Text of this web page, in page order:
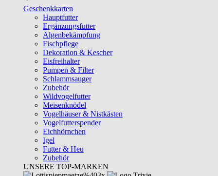
Geschenkkarten
Hauptfutter
Ergänzungsfutter
Algenbekämpfung
Fischpflege
Dekoration & Kescher
Eisfreihalter
Pumpen & Filter
Schlammsauger
Zubehör
Wildvogelfutter
Meisenknödel
Vogelhäuser & Nistkästen
Vogelfutterspender
Eichhörnchen
Igel
Futter & Heu
Zubehör
UNSERE TOP-MARKEN